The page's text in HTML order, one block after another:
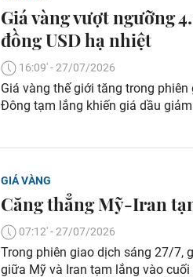
Giá vàng vượt ngưỡng
đồng USD hạ nhiệt
16:09' - 27/07/2026
Giá vàng thế giới tăng trong
Đông tạm lắng khiến giá dầu
GIÁ VÀNG
Căng thẳng Mỹ-Iran
07:12' - 27/07/2026
Trong phiên giao dịch sáng 27/7,
giữa Mỹ và Iran tạm lắng vào